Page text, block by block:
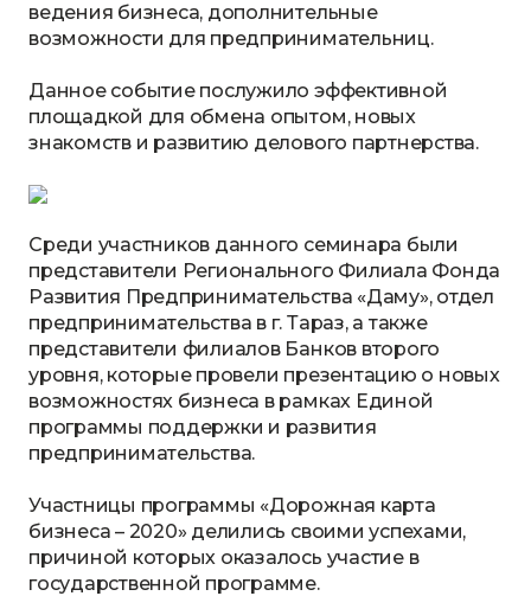
ведения бизнеса, дополнительные
возможности для предпринимательниц.
Данное событие послужило эффективной
площадкой для обмена опытом, новых
знакомств и развитию делового партнерства.
Среди участников данного семинара были
представители Регионального Филиала Фонда
Развития Предпринимательства «Даму», отдел
предпринимательства в г. Тараз, а также
представители филиалов Банков второго
уровня, которые провели презентацию о новых
возможностях бизнеса в рамках Единой
программы поддержки и развития
предпринимательства.
Участницы программы «Дорожная карта
бизнеса – 2020» делились своими успехами,
причиной которых оказалось участие в
государственной программе.